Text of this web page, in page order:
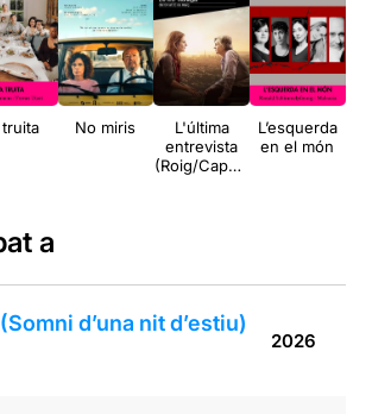
truita No miris
L'última
entrevista
(Roig/Capma
L’esquerda
en el món
a
d’una nit d’estiu)
2026